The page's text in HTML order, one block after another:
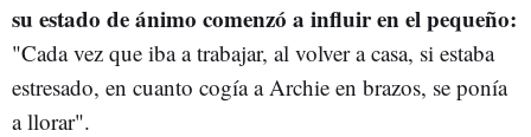
su estado de ánimo comenzó a influir en el pequeño:
"Cada vez que iba a trabajar, al volver a casa, si estaba
estresado, en cuanto cogía a Archie en brazos, se ponía
a llorar".